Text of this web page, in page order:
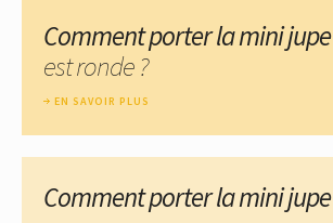
Comment porter la mini jupe
est ronde ?
EN SAVOIR PLUS
Comment porter la mini jupe